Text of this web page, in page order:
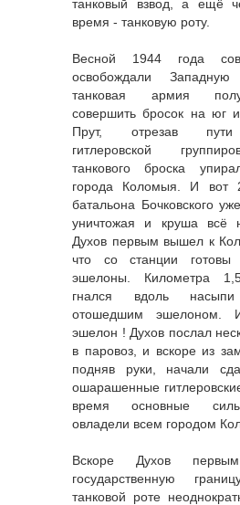
танковый взвод, а ещё
время - танковую роту.
Весной 1944 года
освобождали
танковая армия
совершить бросок на юг
Прут, отрезав пути
гитлеровской
танкового броска
города Коломыя. И вот
батальона Бочковского
уничтожая и круша всё
Духов первым вышел к
что со станции готовы
эшелоны. Километра
гнался вдоль
отошедшим эшелоном.
эшелон ! Духов послал
в паровоз, и вскоре из
подняв руки, начали
ошарашенные
время основные силы
овладели всем городом
Вскоре Духов
государственную
танковой роте